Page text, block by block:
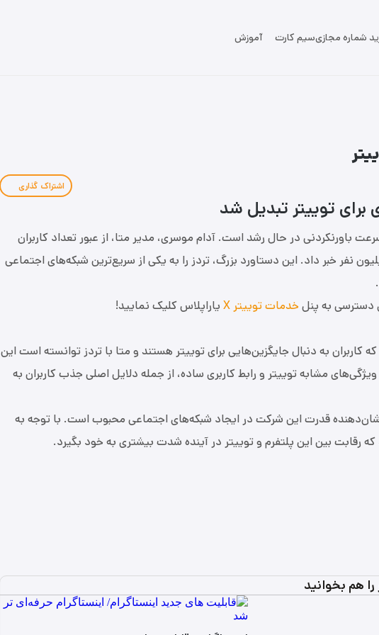
شماره مجازیسیم کارت آموزش
اشتراک گذاری
برای توییتر تبدیل شد
باورنکردنی در حال رشد است. آدام موسری، مدیر متا، از عبور تعداد کاربران
این پلتفرم از مرز ۲۰۰ میلیون نفر خبر داد. این دستاورد بزرگ، تردز را به یکی از سریع‌ترین شبکه‌های اجتماعی
دسترسی به پنل خدمات توییتر X یاراپلاس کلیک نمایید!
کاربران به دنبال جایگزین‌هایی برای توییتر هستند و متا با تردز توانسته است این
مشابه توییتر و رابط کاربری ساده، از جمله دلایل اصلی جذب کاربران به
قدرت این شرکت در ایجاد شبکه‌های اجتماعی محبوب است. با توجه به
که رقابت بین این پلتفرم و توییتر در آینده شدت بیشتری به خود بگیرد.
هم بخوانید